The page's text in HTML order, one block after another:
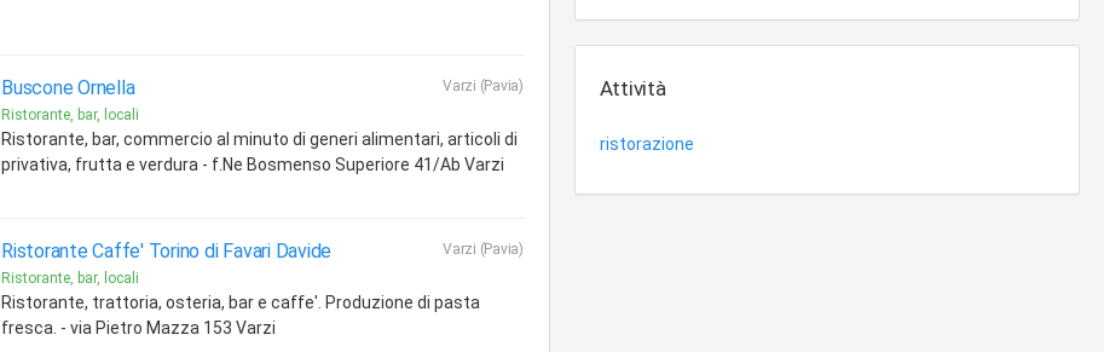
Buscone Ornella
Varzi (Pavia)
Ristorante, bar, locali
Ristorante, bar, commercio al minuto di generi alimentari, articoli di
privativa, frutta e verdura - f.Ne Bosmenso Superiore 41/Ab Varzi
Ristorante Caffe' Torino di Favari Davide
Varzi (Pavia)
Ristorante, bar, locali
Ristorante, trattoria, osteria, bar e caffe'. Produzione di pasta
fresca. - via Pietro Mazza 153 Varzi
Attività
ristorazione